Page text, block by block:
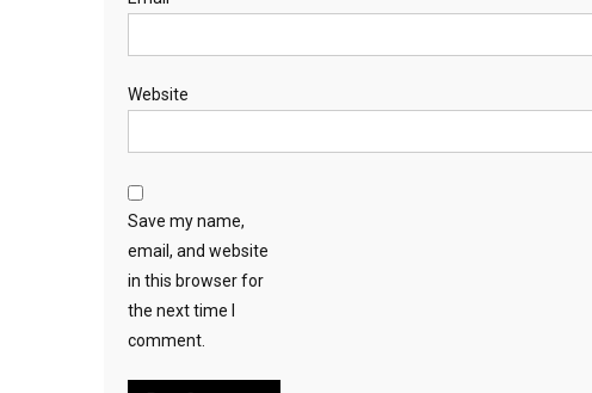
Website
Save my name,
email, and website
in this browser for
the next time I
comment.